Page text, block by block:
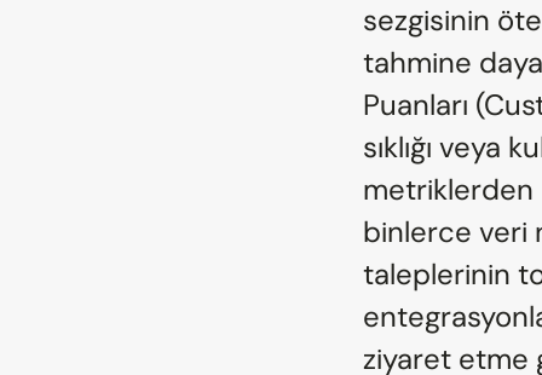
sezgisinin
tahmine
Puanları
sıklığı veya
metriklerden
binlerce veri
taleplerinin
ziyaret etme